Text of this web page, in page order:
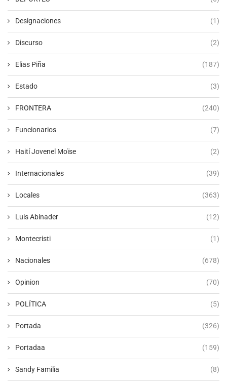
Designaciones (1)
Discurso (2)
Elias Piña (187)
Estado (3)
FRONTERA (240)
Funcionarios (7)
Haití Jovenel Moïse (2)
Internacionales (39)
Locales (363)
Luis Abinader (12)
Montecristi (1)
Nacionales (678)
Opinion (70)
POLÍTICA (5)
Portada (326)
Portadaa (159)
Sandy Familia (8)